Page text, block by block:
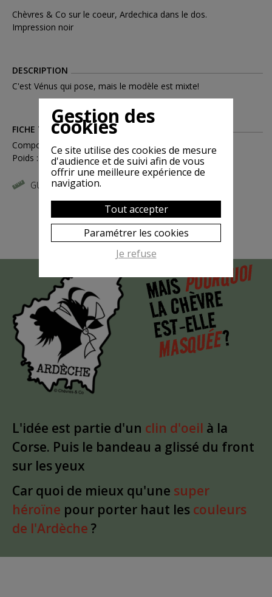
Chèvres & Co sur le coeur, Ardechica dans le dos.
Impression noir
DESCRIPTION
C'est Vénus qui pose, mais le modèle est mixte!
FICHE TECHNIQUE
Compositions : Coton
Poids : 0.15
GUIDE DES TAILLES
MAISPOURQUOI
LA CHÈVRE
EST-ELLE
MASQUÉE?
L'idée est partie d'un clin d'oeil à la
Corse. Puis le bandeau a glissé du front
sur les yeux
Car quoi de mieux qu'une super
héroïne pour porter haut les couleurs
de l'Ardèche ?
Gestion des
cookies
Ce site utilise des cookies de mesure
d'audience et de suivi afin de vous
offrir une meilleure expérience de
navigation.
Tout accepter
Paramétrer les cookies
Je refuse